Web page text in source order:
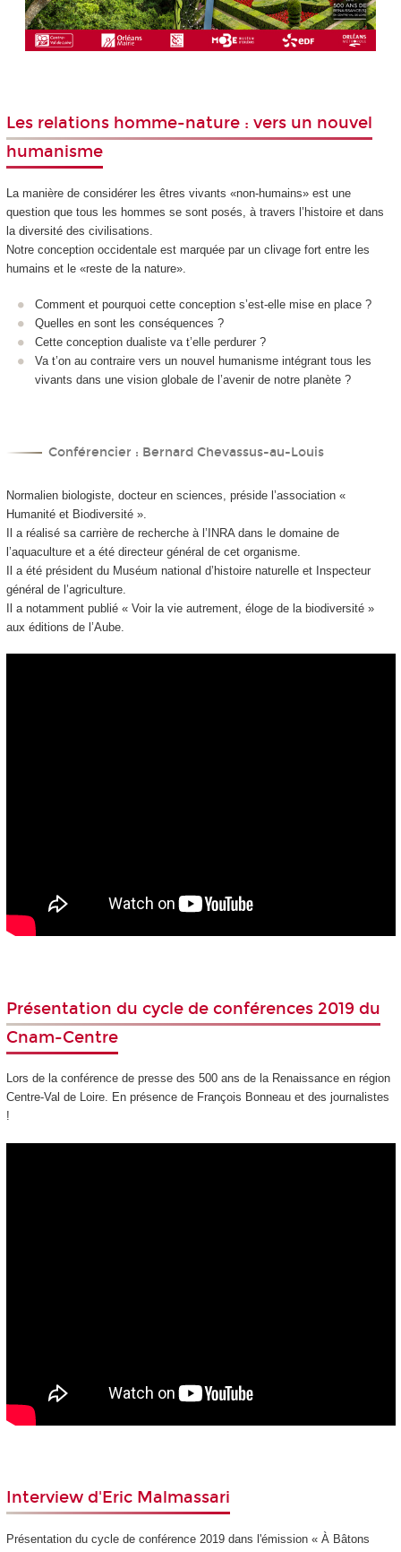
Les relations homme-nature : vers un nouvel
humanisme
La manière de considérer les êtres vivants «non-humains» est une
question que tous les hommes se sont posés, à travers l’histoire et dans
la diversité des civilisations.
Notre conception occidentale est marquée par un clivage fort entre les
humains et le «reste de la nature».
Comment et pourquoi cette conception s’est-elle mise en place ?
Quelles en sont les conséquences ?
Cette conception dualiste va t’elle perdurer ?
Va t’on au contraire vers un nouvel humanisme intégrant tous les
vivants dans une vision globale de l’avenir de notre planète ?
Conférencier : Bernard Chevassus-au-Louis
Normalien biologiste, docteur en sciences, préside l’association «
Humanité et Biodiversité ».
Il a réalisé sa carrière de recherche à l’INRA dans le domaine de
l’aquaculture et a été directeur général de cet organisme.
Il a été président du Muséum national d’histoire naturelle et Inspecteur
général de l’agriculture.
Il a notamment publié « Voir la vie autrement, éloge de la biodiversité »
aux éditions de l’Aube.
Présentation du cycle de conférences 2019 du
Cnam-Centre
Lors de la conférence de presse des 500 ans de la Renaissance en région
Centre-Val de Loire. En présence de François Bonneau et des journalistes
!
Interview d'Eric Malmassari
Présentation du cycle de conférence 2019 dans l'émission « À Bâtons